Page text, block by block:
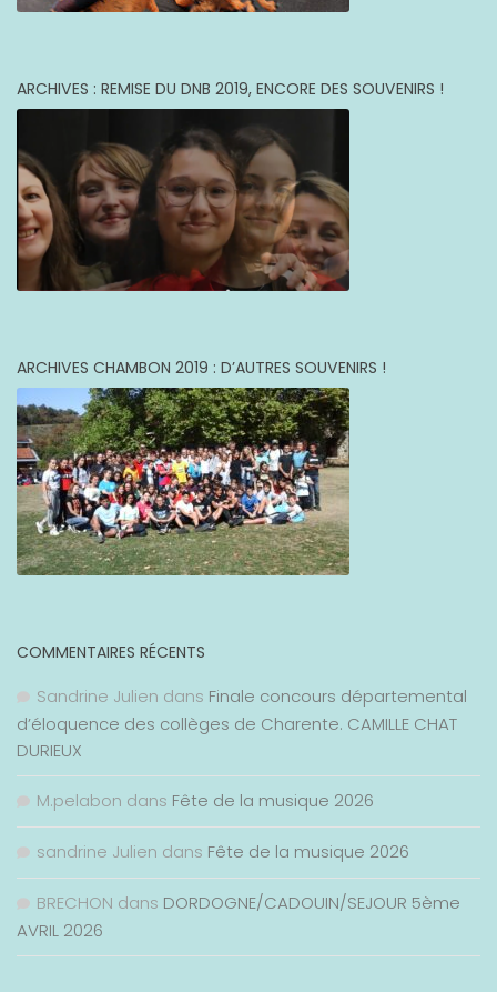
ARCHIVES : REMISE DU DNB 2019, ENCORE DES SOUVENIRS !
ARCHIVES CHAMBON 2019 : D’AUTRES SOUVENIRS !
COMMENTAIRES RÉCENTS
Sandrine Julien dans Finale concours départemental
d’éloquence des collèges de Charente. CAMILLE CHAT
DURIEUX
M.pelabon dans Fête de la musique 2026
sandrine Julien dans Fête de la musique 2026
BRECHON dans DORDOGNE/CADOUIN/SEJOUR 5ème
AVRIL 2026